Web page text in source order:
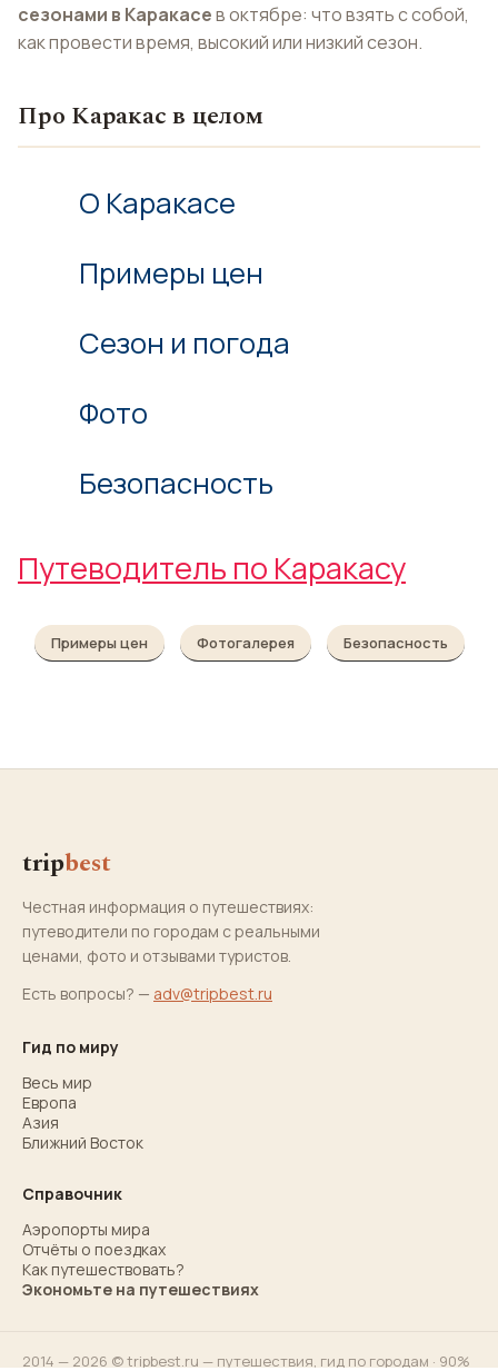
сезонами в Каракасев октябре: что взять с собой,
как провести время, высокий или низкий сезон.
Про Каракас в целом
О Каракасе
Примеры цен
Сезон и погода
Фото
Безопасность
Путеводитель по Каракасу
Примеры цен Фотогалерея Безопасность
tripbest
Честная информация о путешествиях:
путеводители по городам с реальными
ценами, фото и отзывами туристов.
Есть вопросы? — adv@tripbest.ru
Гид по миру
Весь мир
Европа
Азия
Ближний Восток
Справочник
Аэропорты мира
Отчёты о поездках
Как путешествовать?
Экономьте на путешествиях
2014 — 2026 © tripbest.ru — путешествия, гид по городам · 90%